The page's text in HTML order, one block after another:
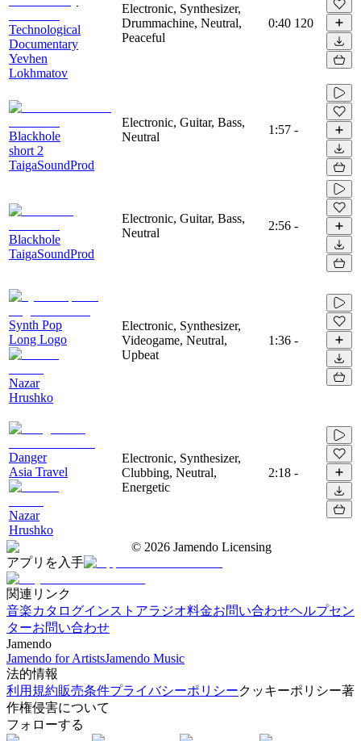
Technological
Documentary
Yevhen
Lokhmatov
Electronic, Synthesizer,
Drummachine, Neutral,
Peaceful
0:40 120
Blackhole
short 2
TaigaSoundProd
Electronic, Guitar, Bass,
Neutral
1:57 -
Blackhole
TaigaSoundProd
Electronic, Guitar, Bass,
Neutral
2:56 -
Synth Pop
Long Logo
Nazar
Hrushko
Electronic, Synthesizer,
Videogame, Neutral,
Upbeat
1:36 -
Danger
Asia Travel
Nazar
Hrushko
Electronic, Synthesizer,
Clubbing, Neutral,
Energetic
2:18 -
© 2026 Jamendo Licensing
アプリを入手
関連リンク
音楽カタログインストアラジオ料金お問い合わせヘルプセン
ターお問い合わせ
Jamendo
Jamendo for ArtistsJamendo Music
法的情報
利用規約販売条件プライバシーポリシークッキーポリシー著
作権侵害について
フォローする